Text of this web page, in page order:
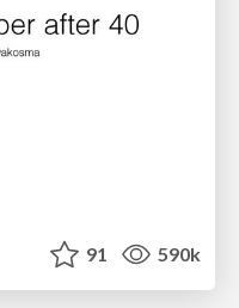
91 590k